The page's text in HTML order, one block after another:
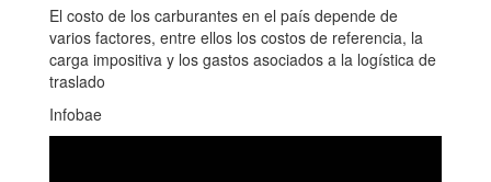
El costo de los carburantes en el país depende de
varios factores, entre ellos los costos de referencia, la
carga impositiva y los gastos asociados a la logística de
traslado
Infobae